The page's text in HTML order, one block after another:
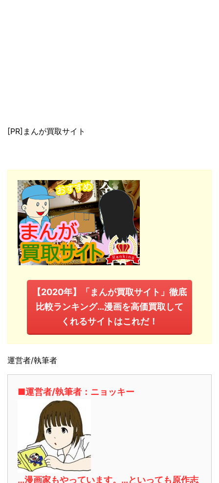
[PR]まんが買取サイト
【2020年】「まんが買取サイト」徹底
比較ランキング…漫画を高価買取して
くれるサイトはこれだ！
運営者/執筆者
■運営者/執筆者：ニョッキー
…漫画家もやっています。…といっても原作志